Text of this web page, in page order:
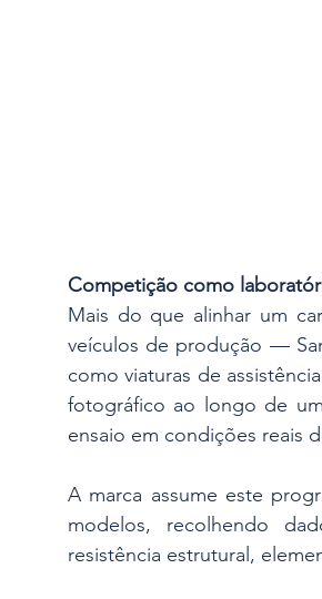
Competição como
Mais do que alinhar um
veículos de produção —
como viaturas de
fotográfico ao longo de
ensaio em condições reais
A marca assume este
modelos, recolhendo
resistência estrutural,